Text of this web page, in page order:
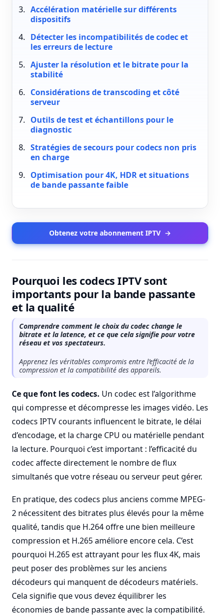
Accélération matérielle sur différents
dispositifs
Détecter les incompatibilités de codec et
les erreurs de lecture
Ajuster la résolution et le bitrate pour la
stabilité
Considérations de transcoding et côté
serveur
Outils de test et échantillons pour le
diagnostic
Stratégies de secours pour codecs non pris
en charge
Optimisation pour 4K, HDR et situations
de bande passante faible
Obtenez votre abonnement IPTV →
Pourquoi les codecs IPTV sont
importants pour la bande passante
et la qualité
Comprendre comment le choix du codec change le
bitrate et la latence, et ce que cela signifie pour votre
réseau et vos spectateurs.
Apprenez les véritables compromis entre l’efficacité de la
compression et la compatibilité des appareils.
Ce que font les codecs. Un codec est l’algorithme
qui compresse et décompresse les images vidéo. Les
codecs IPTV courants influencent le bitrate, le délai
d’encodage, et la charge CPU ou matérielle pendant
la lecture. Pourquoi c’est important : l’efficacité du
codec affecte directement le nombre de flux
simultanés que votre réseau ou serveur peut gérer.
En pratique, des codecs plus anciens comme MPEG-
2 nécessitent des bitrates plus élevés pour la même
qualité, tandis que H.264 offre une bien meilleure
compression et H.265 améliore encore cela. C’est
pourquoi H.265 est attrayant pour les flux 4K, mais
peut poser des problèmes sur les anciens
décodeurs qui manquent de décodeurs matériels.
Cela signifie que vous devez équilibrer les
économies de bande passante avec la compatibilité.